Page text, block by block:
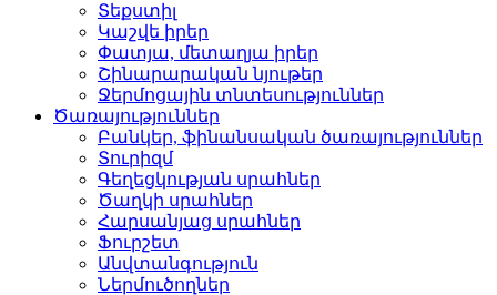
Տեքստիլ­
Կաշվե իրեր­
Փատյա, մետաղյա իրեր­
Շինարարական նյութեր
Ջերմոցային տնտեսությո­ւններ
Ծառայություններ
Բանկեր, ֆինանսական ծա­ռայություններ
Տուրիզմ­
Գեղեցկության սրահներ­
Ծաղկի սրահներ­
Հարսանյաց սրահներ
Ֆուրշետ­
Անվտանգություն­
Ներմուծողներ­